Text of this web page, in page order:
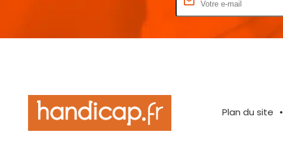
Plan du site